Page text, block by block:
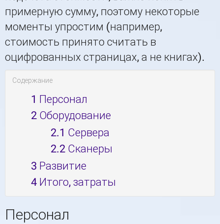
примерную сумму, поэтому некоторые
моменты упростим (например,
стоимость принято считать в
оцифрованных страницах, а не книгах).
Содержание
1 Персонал
2 Оборудование
2.1 Сервера
2.2 Сканеры
3 Развитие
4 Итого, затраты
Персонал